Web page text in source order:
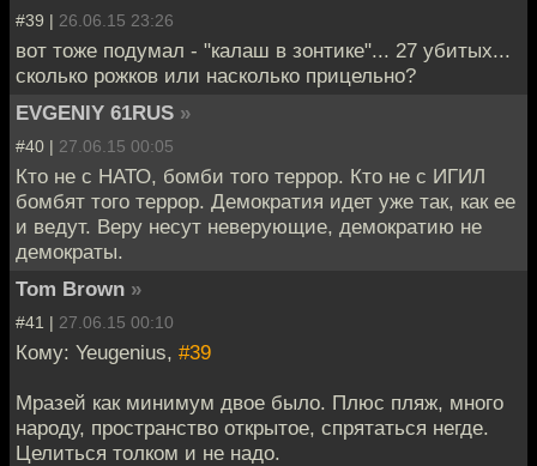
#39 | 26.06.15 23:26
вот тоже подумал - "калаш в зонтике"... 27 убитых...
сколько рожков или насколько прицельно?
EVGENIY 61RUS »
#40 | 27.06.15 00:05
Кто не с НАТО, бомби того террор. Кто не с ИГИЛ
бомбят того террор. Демократия идет уже так, как ее
и ведут. Веру несут неверующие, демократию не
демократы.
Tom Brown »
#41 | 27.06.15 00:10
Кому: Yeugenius, #39
Мразей как минимум двое было. Плюс пляж, много
народу, пространство открытое, спрятаться негде.
Целиться толком и не надо.